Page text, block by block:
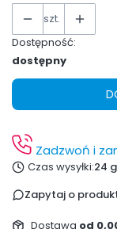
szt.
Dostępność:
dostępny
Zadzwoń i
Czas wysyłki:24
Zapytaj o
Dostawa od